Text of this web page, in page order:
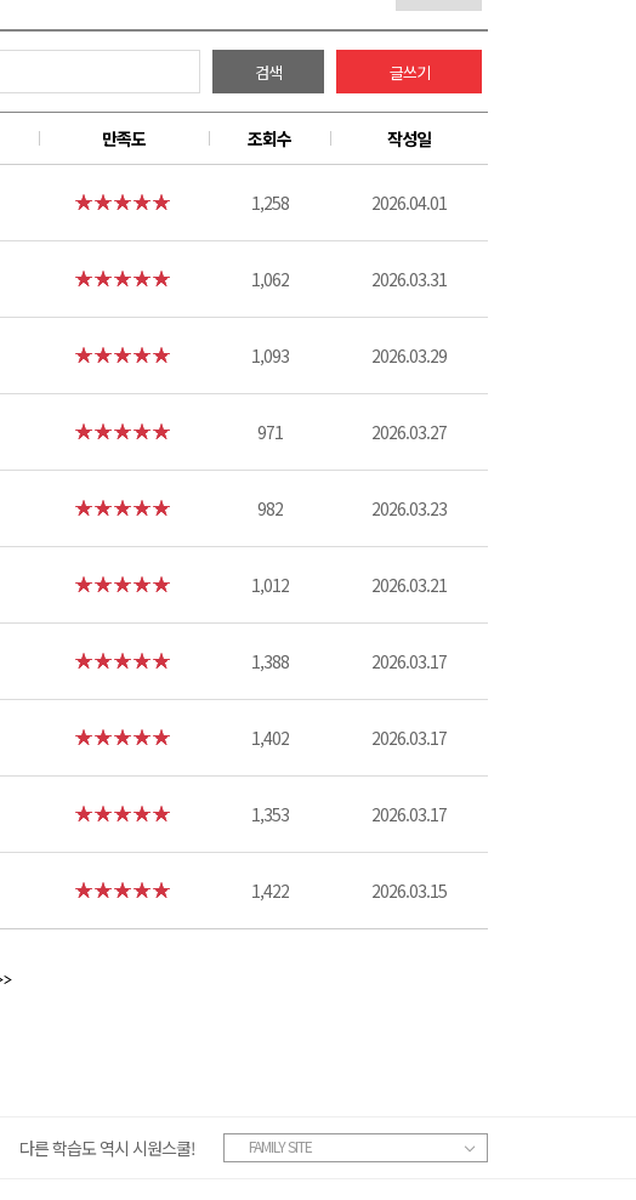
검색 글쓰기
만족도 조회수 작성일
1,258 2026.04.01
1,062 2026.03.31
1,093 2026.03.29
971 2026.03.27
982 2026.03.23
1,012 2026.03.21
1,388 2026.03.17
1,402 2026.03.17
1,353 2026.03.17
1,422 2026.03.15
다른 학습도 역시 시원스쿨! FAMILY SITE